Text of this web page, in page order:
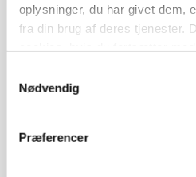
oplysninger, du har givet dem,
fra din brug af deres tjenester.
Nødvendig
Præferencer
BUSINESS
Ejer eller medejer? Nyt